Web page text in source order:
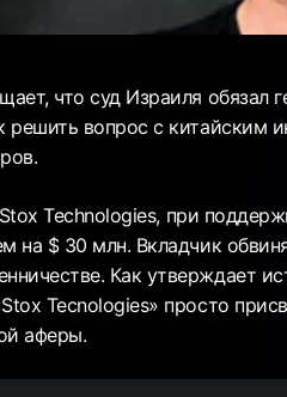
что суд Израиля обязал
вопрос с китайским
Technologies, при
на $ 30 млн. Вкладчик
Как утверждает
Tecnologies» просто
аферы.